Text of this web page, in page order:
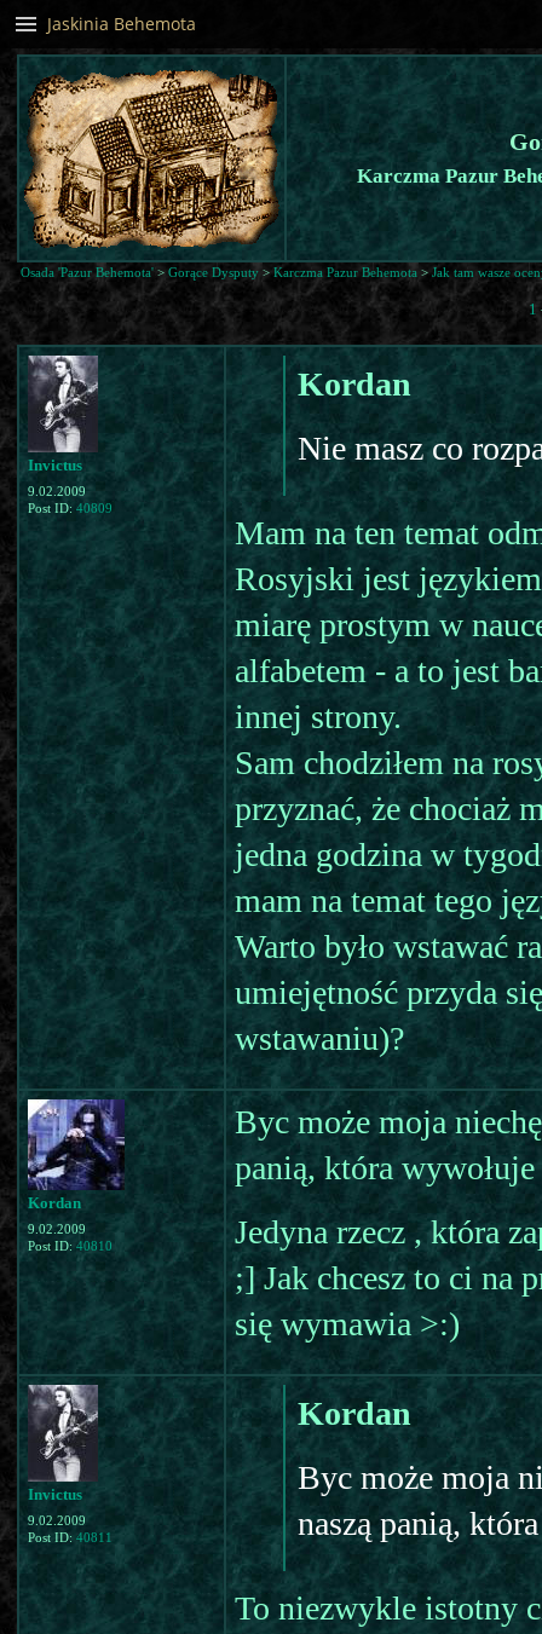
Karczma Pazur
Osada 'Pazur Behemota' > Gorące Dysputy > Karczma Pazur Behemota > Jak tam wasze
1
Invictus
9.02.2009
Post ID: 40809
Kordan
Nie masz co
Mam na ten temat
Rosyjski jest
miarę prostym w
alfabetem - a to jest
innej strony.
Sam chodziłem na
przyznać, że chociaż
jedna godzina w
mam na temat tego
Warto było wstawać
umiejętność przyda
wstawaniu)?
Kordan
9.02.2009
Post ID: 40810
Byc może moja
panią, która
Jedyna rzecz , która
;] Jak chcesz to ci na
się wymawia >:)
Invictus
9.02.2009
Post ID: 40811
Kordan
Byc może moja
naszą panią,
To niezwykle istotny
Jaskinia Behemota